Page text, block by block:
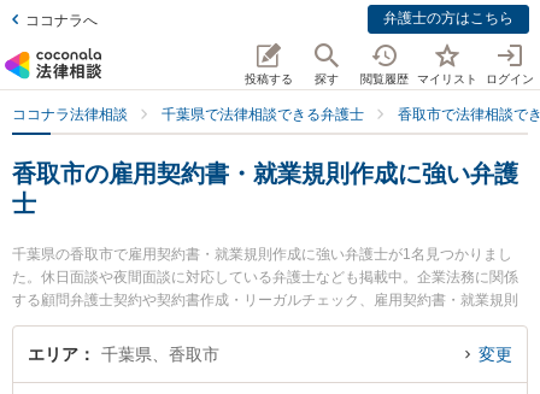
ココナラへ 弁護士の方はこちら
投稿する 探す 閲覧履歴 マイリスト ログイン
ココナラ法律相談 千葉県で法律相談できる弁護士 香取市で法律相談で
香取市の雇用契約書・就業規則作成に強い弁護
士
千葉県の香取市で雇用契約書・就業規則作成に強い弁護士が1名見つかりまし
た。休日面談や夜間面談に対応している弁護士なども掲載中。企業法務に関係
する顧問弁護士契約や契約書作成・リーガルチェック、雇用契約書・就業規則
作成等の細かな分野での絞り込み検索もでき便利です。特に法律事務所TIGER
の石原 卓治弁護士のプロフィール情報や弁護士費用、強みなどが注目されてい
エリア 千葉県、香取市 変更